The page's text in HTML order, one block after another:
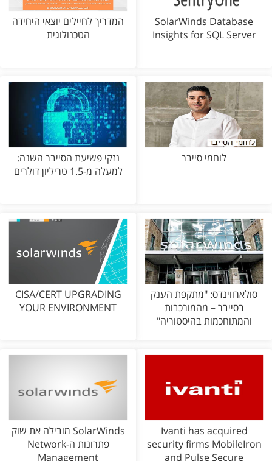
SolarWinds Database
Insights for SQL Server
המדריך לחיילים יוצאי היחידה
הטכנולוגית
לוחמי סייבר
נזקי פשיעת הסייבר השנה:
למעלה מ-1.5 טריליון דולרים
סולארווינדס: "מתקפת הענק
בסייבר – מהמורכבות
והמתוחכמות בהיסטוריה"
CISA/CERT UPGRADING
YOUR ENVIRONMENT
Ivanti has acquired
security firms MobileIron
and Pulse Secure
SolarWinds מובילה את שוק
פתרונות ה-Network
Management